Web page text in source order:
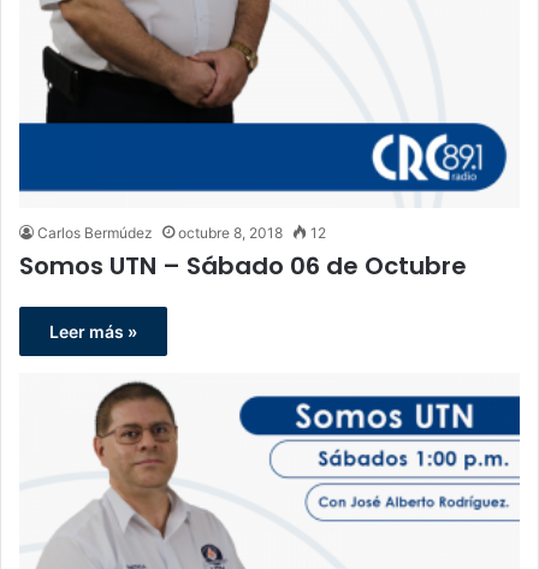
Carlos Bermúdez octubre 8, 2018 12
Somos UTN – Sábado 06 de Octubre
Leer más »